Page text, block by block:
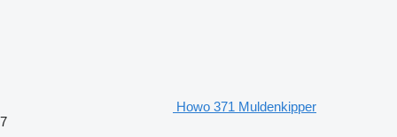
Howo 371 Muldenkipper
7